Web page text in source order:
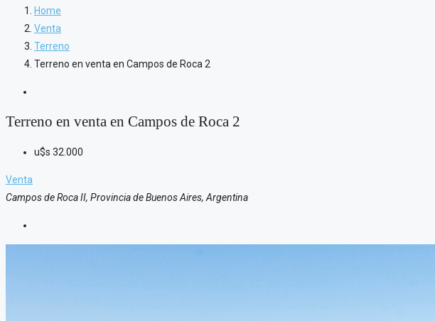
Home
Venta
Terreno
Terreno en venta en Campos de Roca 2
Terreno en venta en Campos de Roca 2
u$s 32.000
Venta
Campos de Roca II, Provincia de Buenos Aires, Argentina